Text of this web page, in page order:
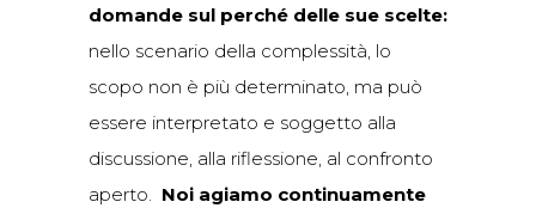
domande sul perché delle sue scelte:
nello scenario della complessità, lo
scopo non è più determinato, ma può
essere interpretato e soggetto alla
discussione, alla riflessione, al confronto
aperto. Noi agiamo continuamente